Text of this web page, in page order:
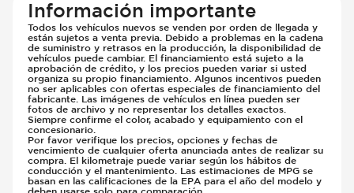
Información importante
Todos los vehículos nuevos se venden por orden de llegada y
están sujetos a venta previa. Debido a problemas en la cadena
de suministro y retrasos en la producción, la disponibilidad de
vehículos puede cambiar. El financiamiento está sujeto a la
aprobación de crédito, y los precios pueden variar si usted
organiza su propio financiamiento. Algunos incentivos pueden
no ser aplicables con ofertas especiales de financiamiento del
fabricante. Las imágenes de vehículos en línea pueden ser
fotos de archivo y no representar los detalles exactos.
Siempre confirme el color, acabado y equipamiento con el
concesionario.
Por favor verifique los precios, opciones y fechas de
vencimiento de cualquier oferta anunciada antes de realizar su
compra. El kilometraje puede variar según los hábitos de
conducción y el mantenimiento. Las estimaciones de MPG se
basan en las calificaciones de la EPA para el año del modelo y
deben usarse solo para comparación.